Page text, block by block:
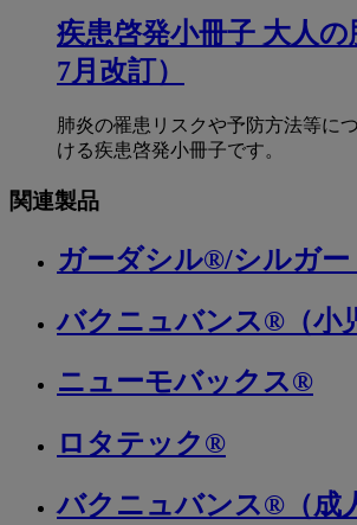
疾患啓発小冊子 大人の
7月改訂）
肺炎の罹患リスクや予防方法等に
ける疾患啓発小冊子です。
関連製品
ガーダシル®/シルガ
バクニュバンス®（小
ニューモバックス®
ロタテック®
バクニュバンス®（成